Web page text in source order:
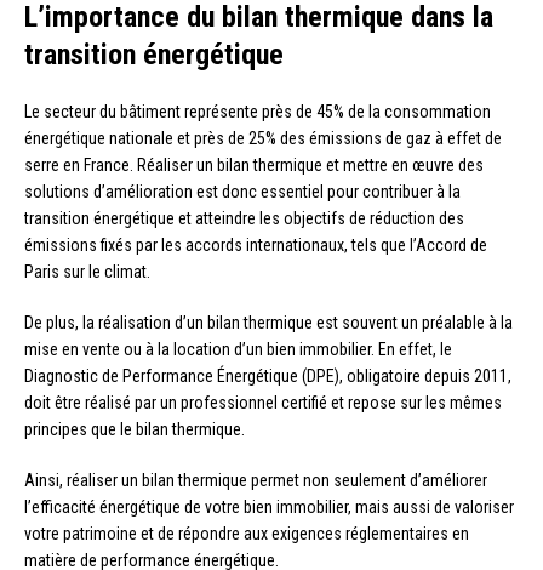
L’importance du bilan thermique dans la
transition énergétique
Le secteur du bâtiment représente près de 45% de la consommation
énergétique nationale et près de 25% des émissions de gaz à effet de
serre en France. Réaliser un bilan thermique et mettre en œuvre des
solutions d’amélioration est donc essentiel pour contribuer à la
transition énergétique et atteindre les objectifs de réduction des
émissions fixés par les accords internationaux, tels que l’Accord de
Paris sur le climat.
De plus, la réalisation d’un bilan thermique est souvent un préalable à la
mise en vente ou à la location d’un bien immobilier. En effet, le
Diagnostic de Performance Énergétique (DPE), obligatoire depuis 2011,
doit être réalisé par un professionnel certifié et repose sur les mêmes
principes que le bilan thermique.
Ainsi, réaliser un bilan thermique permet non seulement d’améliorer
l’efficacité énergétique de votre bien immobilier, mais aussi de valoriser
votre patrimoine et de répondre aux exigences réglementaires en
matière de performance énergétique.